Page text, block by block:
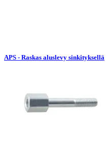
APS - Raskas aluslevy sinkityksellä